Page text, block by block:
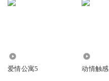
爱情公寓5 动情触感